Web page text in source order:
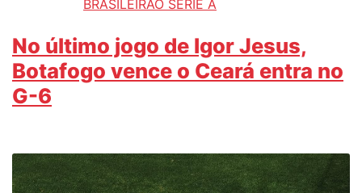
BRASILEIRÃO SÉRIE A
No último jogo de Igor Jesus,
Botafogo vence o Ceará entra no
G-6